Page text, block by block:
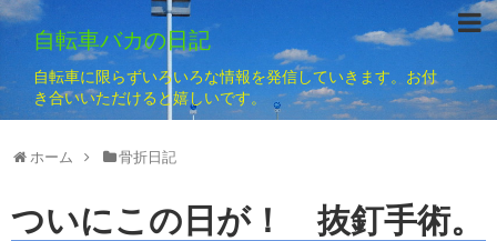
自転車バカの日記
自転車に限らずいろいろな情報を発信していきます。お付
き合いいただけると嬉しいです。
ホーム 骨折日記
ついにこの日が！ 抜釘手術。